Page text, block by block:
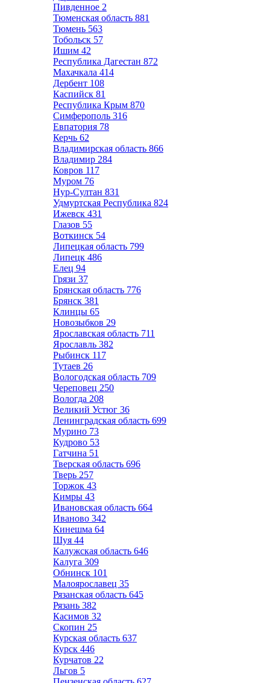
Пивденное 2
Тюменская область 881
Тюмень 563
Тобольск 57
Ишим 42
Республика Дагестан 872
Махачкала 414
Дербент 108
Каспийск 81
Республика Крым 870
Симферополь 316
Евпатория 78
Керчь 62
Владимирская область 866
Владимир 284
Ковров 117
Муром 76
Нур-Султан 831
Удмуртская Республика 824
Ижевск 431
Глазов 55
Воткинск 54
Липецкая область 799
Липецк 486
Елец 94
Грязи 37
Брянская область 776
Брянск 381
Клинцы 65
Новозыбков 29
Ярославская область 711
Ярославль 382
Рыбинск 117
Тутаев 26
Вологодская область 709
Череповец 250
Вологда 208
Великий Устюг 36
Ленинградская область 699
Мурино 73
Кудрово 53
Гатчина 51
Тверская область 696
Тверь 257
Торжок 43
Кимры 43
Ивановская область 664
Иваново 342
Кинешма 64
Шуя 44
Калужская область 646
Калуга 309
Обнинск 101
Малоярославец 35
Рязанская область 645
Рязань 382
Касимов 32
Скопин 25
Курская область 637
Курск 446
Курчатов 22
Льгов 5